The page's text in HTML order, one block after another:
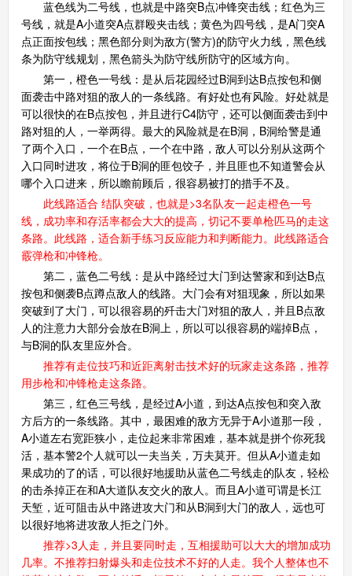
蓝色线为二号线，也就是中路突B点冲锋突击线；红色为三
号线，就是A小道突A点群殴夹击线；黄色为四号线，是A门突A
点正面按包线；黑色部分则为敌方(警方)的防守火力线，黑色线
条为防守线规划，黑色箭头为防守线所防守的区域方向。
第一，橙色一号线：是从后花园经过B洞到达B点按包和侧
面袭击中路对狙的敌人的一条线路。有好处也有风险。好处就是
可以很快的在B点按包，并且进行C4防守，还可以侧面袭击到中
路对狙的人，一举两得。最大的风险就是在B洞，B洞给警是通
了两个入口，一个在B点，一个在中路，敌人可以分别从这两个
入口同时进攻，将位于B洞的匪包饺子，并且匪也不知道警会从
哪个入口进来，所以瞻前顾后，很容易被打的措手不及。
此线路适合 结队突破，也就是>3名队友一起走橙色一号
线，成功率和存活率都会大大的提高，切记不要单枪匹马的走这
条路。此线路，适合新手练习反应能力和判断能力。此线路适合
霰弹枪和冲锋枪。
第二，蓝色二号线：是从中路经过大门到达警家和到达B点
按包和侧袭B点蹲点敌人的线路。大门会有对狙现象，所以如果
突破到了大门，可以很容易的歼击大门对狙的敌人，并且B点敌
人的注意力大部分会放在B洞上，所以可以很容易的端掉B点，
与B洞的队友里应外合。
推荐有走位技巧和近距离射击技术好的玩家走这条路，推荐
用步枪和冲锋枪走这条路。
第三，红色三号线，是经过A小道，到达A点按包和突入敌
方后方的一条线路。其中，最困难的敌方无异于A小道那一段，
A小道左右宽距狭小，走位起来非常困难，基本就是拼个你死我
活，基本警2个人就可以一夫当关，万夫莫开。但从A小道走如
果成功的了的话，可以很好地援助从蓝色二号线走的队友，轻松
的击杀掉正在和A大道队友交火的敌人。而且A小道可谓是长江
天堑，近可阻击从中路进攻大门和从B洞到大门的敌人，远也可
以很好地将进攻敌人拒之门外。
推荐>3人走，并且要同时走，互相援助可以大大的增加成功
几率。不推荐扫射爆头和走位技术不好的人走。我个人整体也不